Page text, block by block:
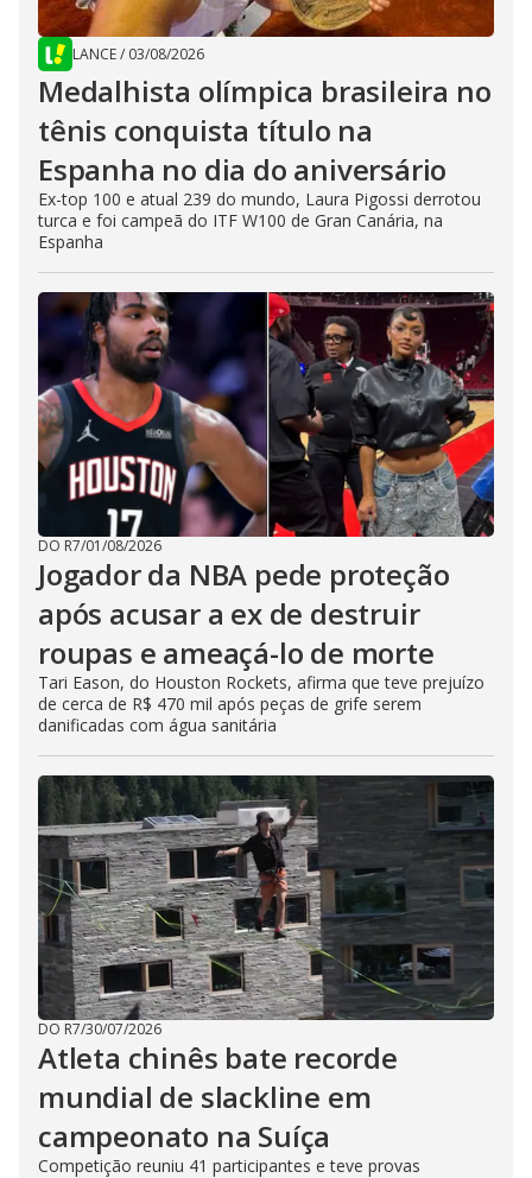
LANCE/ 03/08/2026
Medalhista olímpica brasileira no
tênis conquista título na
Espanha no dia do aniversário
Ex-top 100 e atual 239 do mundo, Laura Pigossi derrotou
turca e foi campeã do ITF W100 de Gran Canária, na
Espanha
DO R7/01/08/2026
Jogador da NBA pede proteção
após acusar a ex de destruir
roupas e ameaçá-lo de morte
Tari Eason, do Houston Rockets, afirma que teve prejuízo
de cerca de R$ 470 mil após peças de grife serem
danificadas com água sanitária
DO R7/30/07/2026
Atleta chinês bate recorde
mundial de slackline em
campeonato na Suíça
Competição reuniu 41 participantes e teve provas